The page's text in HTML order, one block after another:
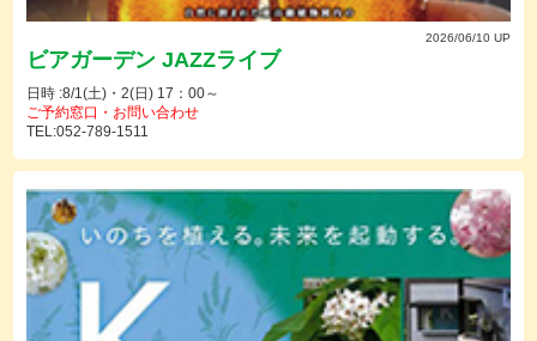
2026/06/10 UP
ビアガーデン JAZZライブ
日時 :8/1(土)・2(日) 17：00～
ご予約窓口・お問い合わせ
TEL:052-789-1511